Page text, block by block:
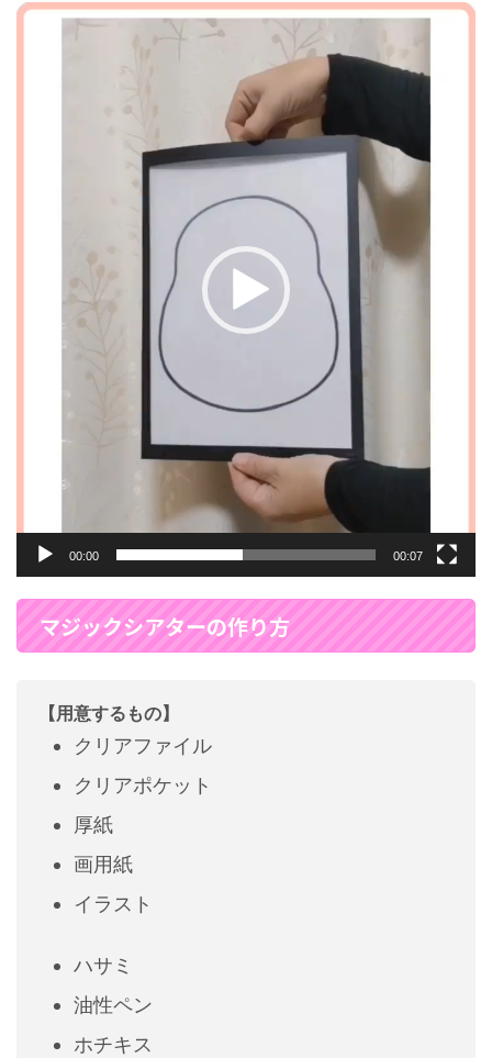
動
00:00 00:07
マジックシアターの作り方
【用意するもの】
クリアファイル
クリアポケット
厚紙
画用紙
イラスト
ハサミ
油性ペン
ホチキス